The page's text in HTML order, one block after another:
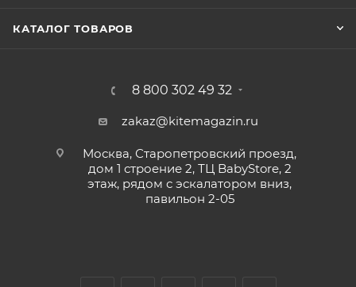
КАТАЛОГ ТОВАРОВ
8 800 302 49 32
zakaz@kitemagazin.ru
Москва, Старопетровский проезд,
дом 1 строение 2, ТЦ BabyStore, 2
этаж, рядом с эскалатором вниз,
павильон 2-05